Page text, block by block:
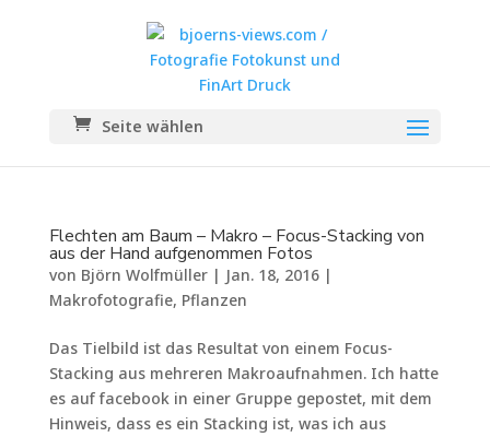
Seite wählen
Flechten am Baum – Makro – Focus-Stacking von
aus der Hand aufgenommen Fotos
von Björn Wolfmüller| Jan. 18, 2016|
Makrofotografie, Pflanzen
Das Tielbild ist das Resultat von einem Focus-
Stacking aus mehreren Makroaufnahmen. Ich hatte
es auf facebook in einer Gruppe gepostet, mit dem
Hinweis, dass es ein Stacking ist, was ich aus